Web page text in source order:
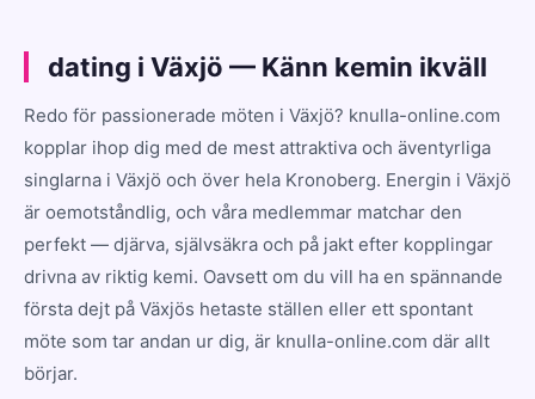
dating i Växjö — Känn kemin ikväll
Redo för passionerade möten i Växjö? knulla-online.com
kopplar ihop dig med de mest attraktiva och äventyrliga
singlarna i Växjö och över hela Kronoberg. Energin i Växjö
är oemotståndlig, och våra medlemmar matchar den
perfekt — djärva, självsäkra och på jakt efter kopplingar
drivna av riktig kemi. Oavsett om du vill ha en spännande
första dejt på Växjös hetaste ställen eller ett spontant
möte som tar andan ur dig, är knulla-online.com där allt
börjar.